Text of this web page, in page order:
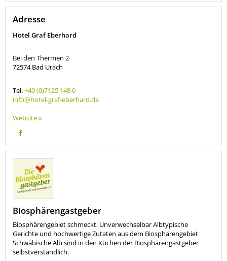
Adresse
Hotel Graf Eberhard
Bei den Thermen 2
72574 Bad Urach
Tel.+49 (0)7125 148 0
info@hotel-graf-eberhard.de
Website »
Biosphärengastgeber
Biosphärengebiet schmeckt. Unverwechselbar Albtypische
Gerichte und hochwertige Zutaten aus dem Biosphärengebiet
Schwäbische Alb sind in den Küchen der Biosphärengastgeber
selbstverständlich.